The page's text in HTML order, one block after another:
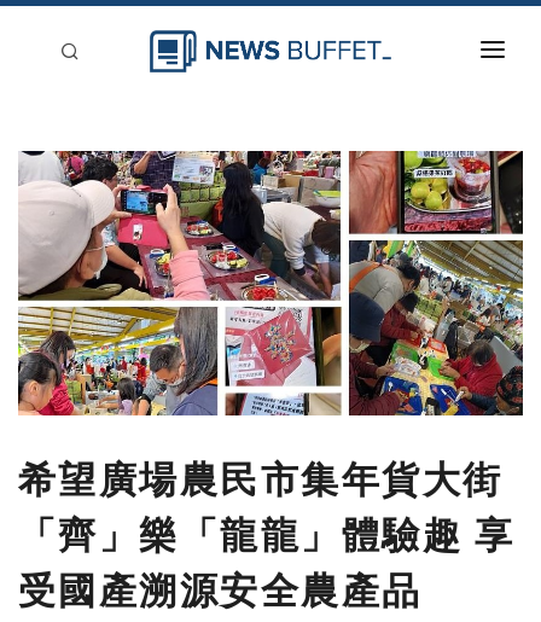
新聞稿分類
登入
刊登
希望廣場農民市集年貨大街
「齊」樂「龍龍」體驗趣 享
受國產溯源安全農產品